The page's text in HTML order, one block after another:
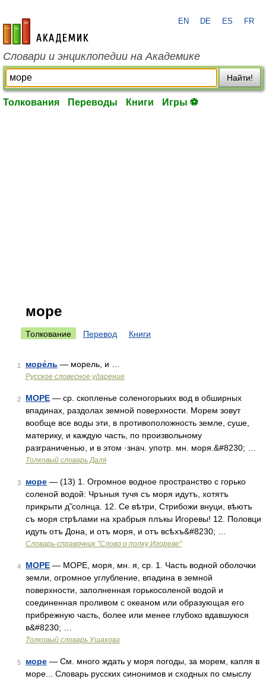
academic.ru
EN DE ES FR
Словари и энциклопедии на Академике
Найти!
Толкования Переводы Книги Игры ⚽
море
Толкование Перевод Книги
1 море́ль — морель, и …
Русское словесное ударение
2 МОРЕ — ср. скопленье соленогорьких вод в обширных
впадинах, раздолах земной поверхности. Морем зовут
вообще все воды эти, в противоположность земле, суше,
материку, и каждую часть, по произвольному
разграниченью, и в этом ·знач. употр. мн. моря.&#8230; …
Толковый словарь Даля
3 море — (13) 1. Огромное водное пространство с горько
соленой водой: Чръныя тучя съ моря идутъ, хотятъ
прикрыти д̃ солнца. 12. Се вѣтри, Стрибожи внуци, вѣютъ
съ моря стрѣлами на храбрыя плъкы Игоревы! 12. Половци
идуть отъ Дона, и отъ моря, и отъ всѣхъ&#8230; …
Словарь-справочник "Слово о полку Игореве"
4 МОРЕ — МОРЕ, моря, мн. я, ср. 1. Часть водной оболочки
земли, огромное углубление, впадина в земной
поверхности, заполненная горькосоленой водой и
соединенная проливом с океаном или образующая его
прибрежную часть, более или менее глубоко вдавшуюся
в&#8230; …
Толковый словарь Ушакова
5 море — См. много ждать у моря погоды, за морем, капля в
море... Словарь русских синонимов и сходных по смыслу